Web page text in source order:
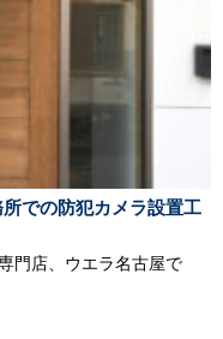
での防犯カメラ設置工
門店、ウエラ名古屋で